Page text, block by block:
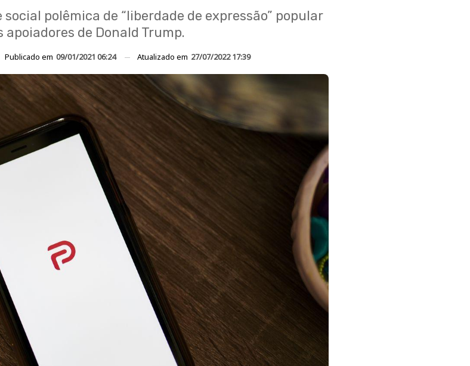
social polêmica de “liberdade de expressão” popular
apoiadores de Donald Trump.
Publicado em 09/01/2021 06:24 Atualizado em 27/07/2022 17:39